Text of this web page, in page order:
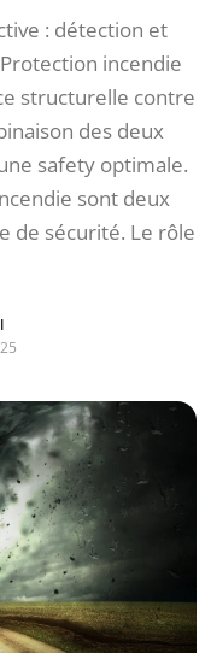
: détection et
incendie
structurelle contre
des deux
safety optimale.
sont deux
de sécurité. Le rôle